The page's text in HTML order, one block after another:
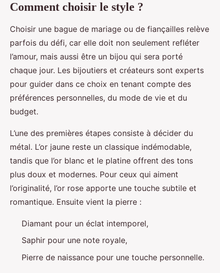
Comment choisir le style ?
Choisir une bague de mariage ou de fiançailles relève
parfois du défi, car elle doit non seulement refléter
l’amour, mais aussi être un bijou qui sera porté
chaque jour. Les bijoutiers et créateurs sont experts
pour guider dans ce choix en tenant compte des
préférences personnelles, du mode de vie et du
budget.
L’une des premières étapes consiste à décider du
métal. L’or jaune reste un classique indémodable,
tandis que l’or blanc et le platine offrent des tons
plus doux et modernes. Pour ceux qui aiment
l’originalité, l’or rose apporte une touche subtile et
romantique. Ensuite vient la pierre :
Diamant pour un éclat intemporel,
Saphir pour une note royale,
Pierre de naissance pour une touche personnelle.